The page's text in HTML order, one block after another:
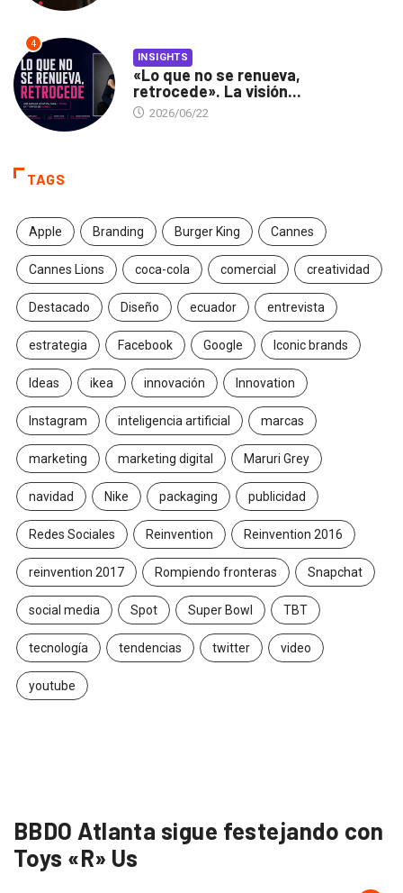
4
INSIGHTS
«Lo que no se renueva,
retrocede». La visión...
2026/06/22
TAGS
Apple Branding Burger King Cannes
Cannes Lions coca-cola comercial creatividad
Destacado Diseño ecuador entrevista
estrategia Facebook Google Iconic brands
Ideas ikea innovación Innovation
Instagram inteligencia artificial marcas
marketing marketing digital Maruri Grey
navidad Nike packaging publicidad
Redes Sociales Reinvention Reinvention 2016
reinvention 2017 Rompiendo fronteras Snapchat
social media Spot Super Bowl TBT
tecnología tendencias twitter video
youtube
BBDO Atlanta sigue festejando con
Toys «R» Us